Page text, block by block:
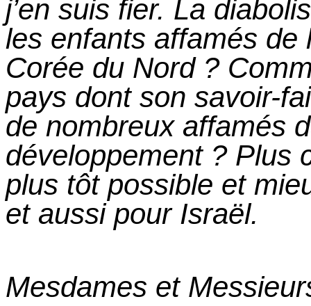
j’en suis fier. La
les enfants affamés de
Corée du Nord ?
pays dont son savoir-
de nombreux affamés
développement ?Plus
plus tôt possible et
et aussi pour Israël.
Mesdames et